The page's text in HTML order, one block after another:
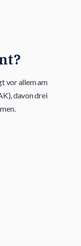
vor allem am
davon drei